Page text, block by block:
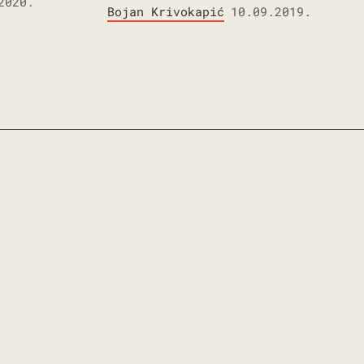
Bojan Krivokapić 10.09.2019.